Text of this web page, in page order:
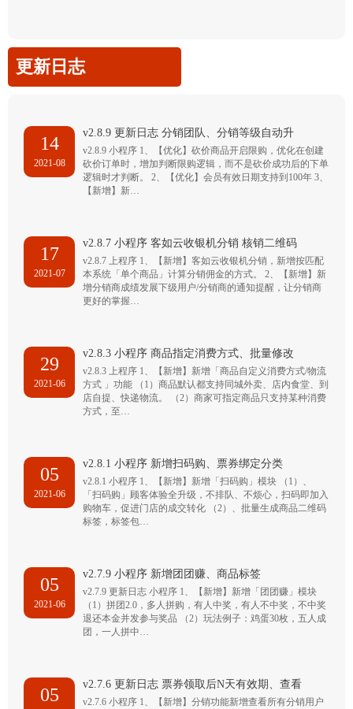
更新日志
14
2021-08
v2.8.9 更新日志 分销团队、分销等级自动升
v2.8.9 小程序 1、【优化】砍价商品开启限购，优化在创建
砍价订单时，增加判断限购逻辑，而不是砍价成功后的下单
逻辑时才判断。 2、【优化】会员有效日期支持到100年 3、
【新增】新…
17
2021-07
v2.8.7 小程序 客如云收银机分销 核销二维码
v2.8.7 上程序 1、【新增】客如云收银机分销，新增按匹配
本系统「单个商品」计算分销佣金的方式。 2、【新增】新
增分销商成绩发展下级用户/分销商的通知提醒，让分销商
更好的掌握…
29
2021-06
v2.8.3 小程序 商品指定消费方式、批量修改
v2.8.3 上程序 1、【新增】新增「商品自定义消费方式/物流
方式 」功能 （1）商品默认都支持同城外卖、店内食堂、到
店自提、快递物流。 （2）商家可指定商品只支持某种消费
方式，至…
05
2021-06
v2.8.1 小程序 新增扫码购、票券绑定分类
v2.8.1 小程序 1、【新增】新增「扫码购」模块 （1）、
「扫码购」顾客体验全升级，不排队、不烦心，扫码即加入
购物车，促进门店的成交转化 （2）、批量生成商品二维码
标签，标签包…
05
2021-06
v2.7.9 小程序 新增团团赚、商品标签
v2.7.9 更新日志 小程序 1、【新增】新增「团团赚」模块
（1）拼团2.0，多人拼购，有人中奖，有人不中奖，不中奖
退还本金并发参与奖品 （2）玩法例子：鸡蛋30枚，五人成
团，一人拼中…
05
v2.7.6 更新日志 票券领取后N天有效期、查看
v2.7.6 小程序 1、【新增】分销功能新增查看所有分销用户